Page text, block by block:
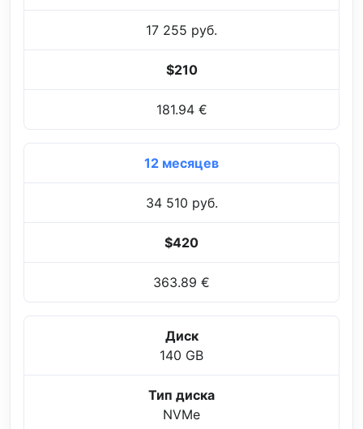
17 255 руб.
$210
181.94 €
12 месяцев
34 510 руб.
$420
363.89 €
Диск
140 GB
Тип диска
NVMe